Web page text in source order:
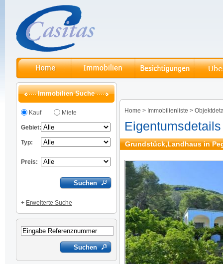
Immobilien Suche
Kauf Miete
Gebiet:
Typ:
Preis:
+ Erweiterte Suche
Home > Immobilienliste >
Eigentumsdetails
Grundstück,Landhaus in